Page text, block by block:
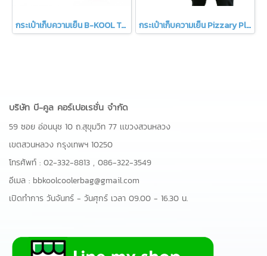
กระเป๋าเก็บความเย็น B-KOOL Toddler กระเป๋าเก็บความเย็น Pizzary Plus B-KOOL
บริษัท บี-คูล คอร์เปอเรชั่น จำกัด
59 ซอย อ่อนนุช 10 ถ.สุขุมวิท 77 เเขวงสวนหลวง
เขตสวนหลวง กรุงเทพฯ 10250
โทรศัพท์ : 02-332-8813 , 086-322-3549
อีเมล : bbkoolcoolerbag@gmail.com
เปิดทำการ วันจันทร์ - วันศุกร์ เวลา 09.00 - 16.30 น.